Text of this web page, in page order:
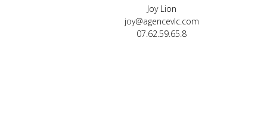
Joy Lion
joy@agencevlc.com
07.62.59.65.8